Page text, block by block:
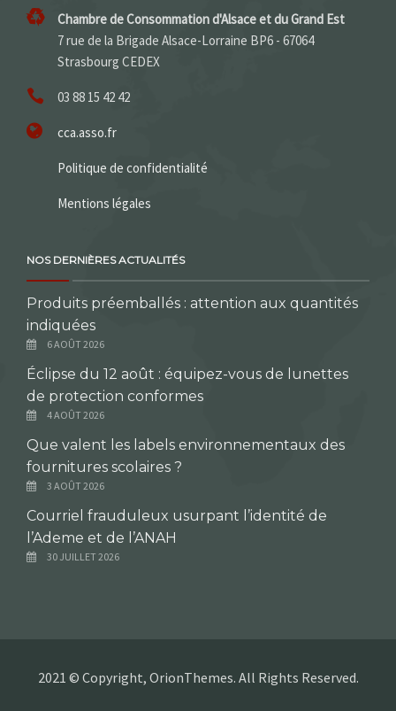
Chambre de Consommation d'Alsace et du Grand Est
7 rue de la Brigade Alsace-Lorraine BP6 - 67064
Strasbourg CEDEX
03 88 15 42 42
cca.asso.fr
Politique de confidentialité
Mentions légales
NOS DERNIÈRES ACTUALITÉS
Produits préemballés : attention aux quantités
indiquées
6 AOÛT 2026
Éclipse du 12 août : équipez-vous de lunettes
de protection conformes
4 AOÛT 2026
Que valent les labels environnementaux des
fournitures scolaires ?
3 AOÛT 2026
Courriel frauduleux usurpant l’identité de
l’Ademe et de l’ANAH
30 JUILLET 2026
2021 © Copyright, OrionThemes. All Rights Reserved.